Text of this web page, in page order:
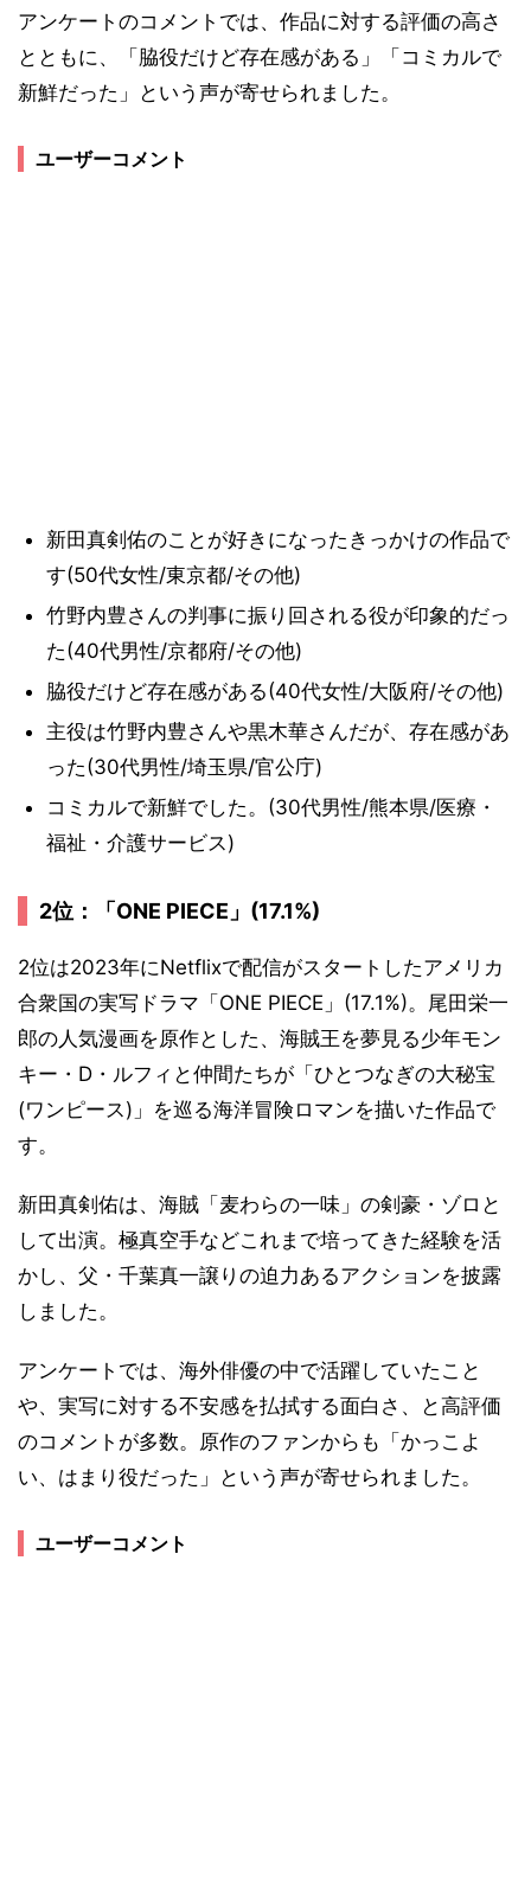
アンケートのコメントでは、作品に対する評価の高さ
とともに、「脇役だけど存在感がある」「コミカルで
新鮮だった」という声が寄せられました。
ユーザーコメント
新田真剣佑のことが好きになったきっかけの作品で
す(50代女性/東京都/その他)
竹野内豊さんの判事に振り回される役が印象的だっ
た(40代男性/京都府/その他)
脇役だけど存在感がある(40代女性/大阪府/その他)
主役は竹野内豊さんや黒木華さんだが、存在感があ
った(30代男性/埼玉県/官公庁)
コミカルで新鮮でした。(30代男性/熊本県/医療・
福祉・介護サービス)
2位：「ONE PIECE」(17.1%)
2位は2023年にNetflixで配信がスタートしたアメリカ
合衆国の実写ドラマ「ONE PIECE」(17.1%)。尾田栄一
郎の人気漫画を原作とした、海賊王を夢見る少年モン
キー・D・ルフィと仲間たちが「ひとつなぎの大秘宝
(ワンピース)」を巡る海洋冒険ロマンを描いた作品で
す。
新田真剣佑は、海賊「麦わらの一味」の剣豪・ゾロと
して出演。極真空手などこれまで培ってきた経験を活
かし、父・千葉真一譲りの迫力あるアクションを披露
しました。
アンケートでは、海外俳優の中で活躍していたこと
や、実写に対する不安感を払拭する面白さ、と高評価
のコメントが多数。原作のファンからも「かっこよ
い、はまり役だった」という声が寄せられました。
ユーザーコメント